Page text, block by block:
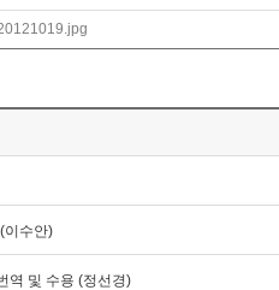
이수안)
역 및 수용 (정선경)